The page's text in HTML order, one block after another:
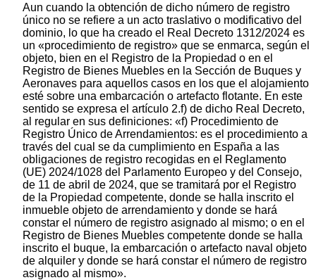
Aun cuando la obtención de dicho número de registro
único no se refiere a un acto traslativo o modificativo del
dominio, lo que ha creado el Real Decreto 1312/2024 es
un «procedimiento de registro» que se enmarca, según el
objeto, bien en el Registro de la Propiedad o en el
Registro de Bienes Muebles en la Sección de Buques y
Aeronaves para aquellos casos en los que el alojamiento
esté sobre una embarcación o artefacto flotante. En este
sentido se expresa el artículo 2.f) de dicho Real Decreto,
al regular en sus definiciones: «f) Procedimiento de
Registro Único de Arrendamientos: es el procedimiento a
través del cual se da cumplimiento en España a las
obligaciones de registro recogidas en el Reglamento
(UE) 2024/1028 del Parlamento Europeo y del Consejo,
de 11 de abril de 2024, que se tramitará por el Registro
de la Propiedad competente, donde se halla inscrito el
inmueble objeto de arrendamiento y donde se hará
constar el número de registro asignado al mismo; o en el
Registro de Bienes Muebles competente donde se halla
inscrito el buque, la embarcación o artefacto naval objeto
de alquiler y donde se hará constar el número de registro
asignado al mismo».